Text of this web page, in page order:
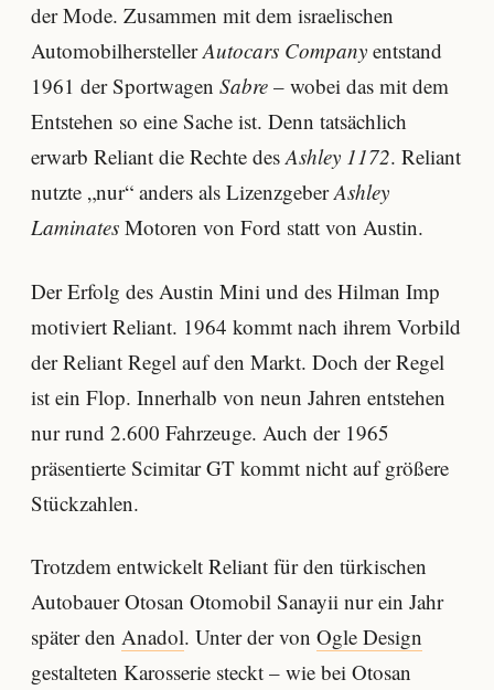
der Mode. Zusammen mit dem israelischen
AutomobilherstellerAutocars Company entstand
1961 der Sportwagen Sabre – wobei das mit dem
Entstehen so eine Sache ist. Denn tatsächlich
erwarb Reliant die Rechte desAshley 1172. Reliant
nutzte „nur“ anders als LizenzgeberAshley
Laminates Motoren von Ford statt von Austin.
Der Erfolg des Austin Mini und des Hilman Imp
motiviert Reliant. 1964 kommt nach ihrem Vorbild
der Reliant Regel auf den Markt. Doch der Regel
ist ein Flop. Innerhalb von neun Jahren entstehen
nur rund 2.600 Fahrzeuge. Auch der 1965
präsentierte Scimitar GT kommt nicht auf größere
Stückzahlen.
Trotzdem entwickelt Reliant für den türkischen
Autobauer Otosan Otomobil Sanayii nur ein Jahr
später den Anadol. Unter der von Ogle Design
gestalteten Karosserie steckt – wie bei Otosan